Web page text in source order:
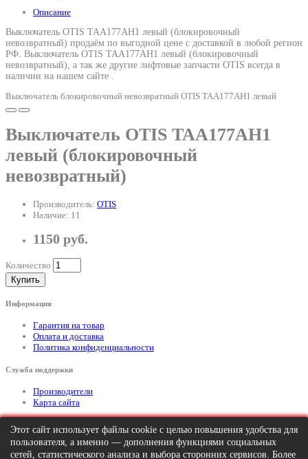
Описание
Выключатель OTIS TAA177AH1 левый (блокировочный
невозвратный) продаём по выгодной цене с доставкой в любой регион
РФ. Выключатель OTIS TAA177AH1 левый (блокировочный
невозвратный), а так же другие лифтовые запчасти OTIS всегда в
наличии на нашем сайте .
Выключатель блокировочный невозвратный OTIS TAA177AH1 левый
Выключатель OTIS TAA177AH1
левый (блокировочный
невозвратный)
Производитель: OTIS
Наличие: 11
1150 руб.
Количество
Купить
Информация
Гарантия на товар
Оплата и доставка
Политика конфиденциальности
Служба поддержки
Производители
Карта сайта
Дополнительно
Тел: +7 (495) 646-82-95 mailto:info@apexx.ru
Этот сайт использует файлы cookie с целью повышения удобства для
пользователя, а именно — дополнения функциями социальных
сетей, статистического анализа и выбора сторонних сервисов. Более